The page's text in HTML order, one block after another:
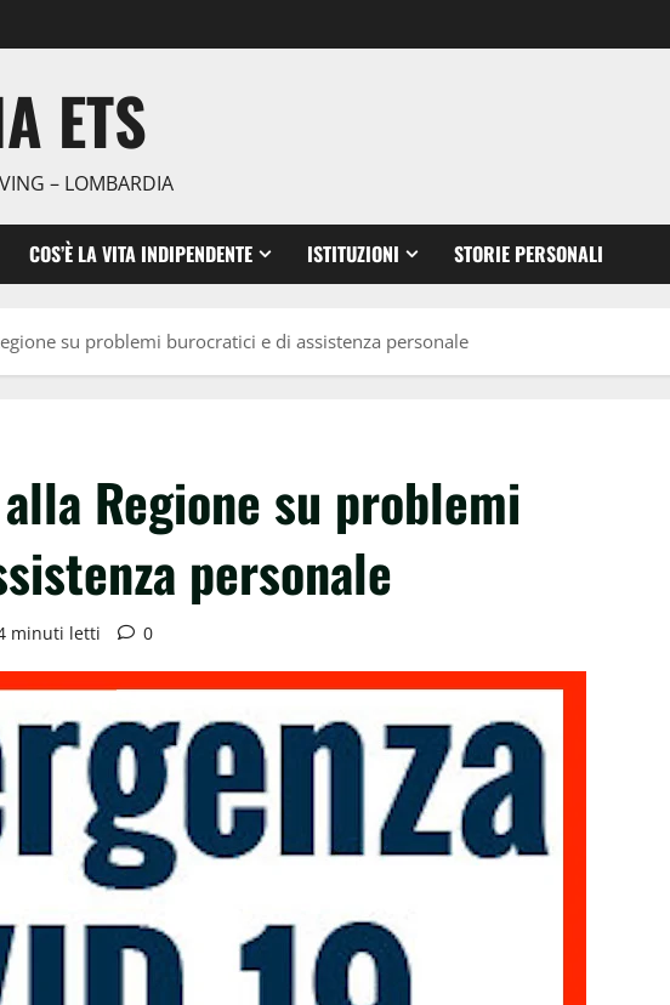
ETS
– LOMBARDIA
COS’È LA VITA INDIPENDENTE ISTITUZIONI STORIE PERSONALI
su problemi burocratici e di assistenza personale
Regione su problemi
personale
minuti letti 0